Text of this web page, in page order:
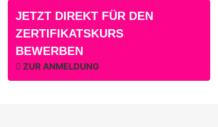
JETZT DIREKT FÜR DEN
ZERTIFIKATSKURS
BEWERBEN
ZUR ANMELDUNG